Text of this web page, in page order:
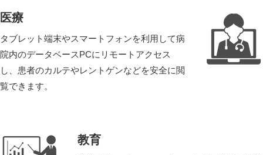
医療
タブレット端末やスマートフォンを利用して病
院内のデータベースPCにリモートアクセス
し、患者のカルテやレントゲンなどを安全に閲
覧できます。
教育